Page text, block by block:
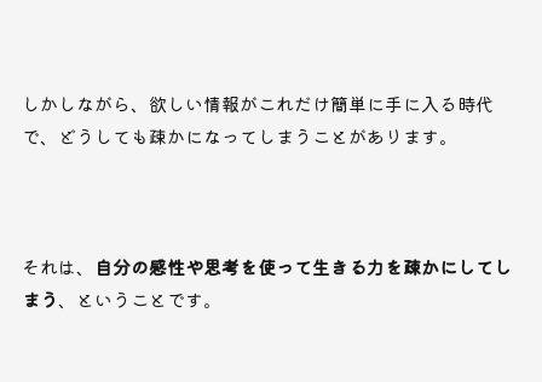
しかしながら、欲しい情報がこれだけ簡単に手に入る時代
で、どうしても疎かになってしまうことがあります。
それは、
自分の感性や思考を使って生きる力を疎かにしてし
まう、ということです。